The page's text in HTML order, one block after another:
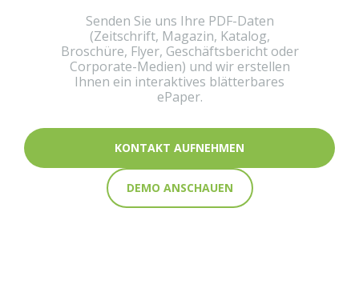
Senden Sie uns Ihre PDF-Daten
(Zeitschrift, Magazin, Katalog,
Broschüre, Flyer, Geschäftsbericht oder
Corporate-Medien) und wir erstellen
Ihnen ein interaktives blätterbares
ePaper.
KONTAKT AUFNEHMEN
DEMO ANSCHAUEN